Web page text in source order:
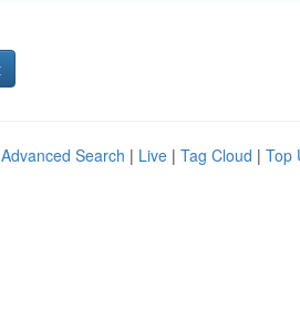
Advanced Search | Live | Tag Cloud | Top